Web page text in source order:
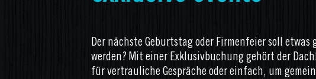
Der nächste Geburtstag oder Firmenfeier soll etwas
werden? Mit einer Exklusivbuchung gehört der
für vertrauliche Gespräche oder einfach, um